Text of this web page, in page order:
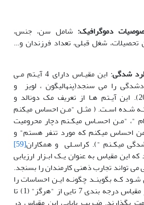
دموگرافیک: شامل سن، جنس،
شغل قبلی، تعداد فرزندان و...
شدگی
: این مقیـاس دارای 4 آیـتم مـی
را می سنجد(پنهالیگون ، لویز و
، 2009). این آیـتم هـا از تعریف مک دونالد و
شـده اسـت. ( مثـل "مـن احساس میکنم
"، "مـن احسـاس میکـنم دچار محرومیت
احساس میکنم که مورد تنفر هستم" و
میکـنم "). کراسـلی و همکاران[59]
که این مقیاس به عنوان یـک ابـزار ارزیابی
تواند تجارب ذهنی کارمندان را بسنجد.
کـه بگوینـد چگونـه ایـن احساسات را
تجربه می کنند و در مقیاس درجه بندی 7 تایی از "هرگز" (1) تا